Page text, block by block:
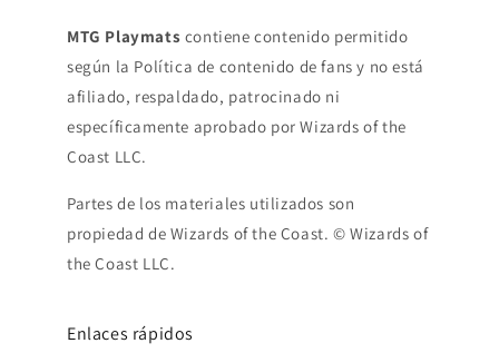
MTG Playmats contiene contenido permitido
según la Política de contenido de fans y no está
afiliado, respaldado, patrocinado ni
específicamente aprobado por Wizards of the
Coast LLC.
Partes de los materiales utilizados son
propiedad de Wizards of the Coast. © Wizards of
the Coast LLC.
Enlaces rápidos